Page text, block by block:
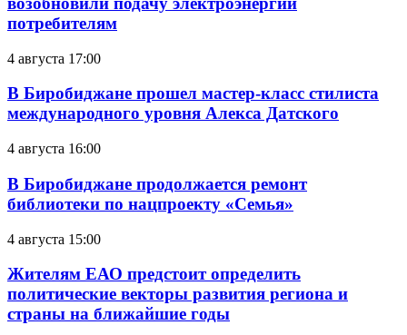
потребителям
4 августа 17:00
В Биробиджане прошел мастер-класс стилиста
международного уровня Алекса Датского
4 августа 16:00
В Биробиджане продолжается ремонт
библиотеки по нацпроекту «Семья»
4 августа 15:00
Жителям ЕАО предстоит определить
политические векторы развития региона и
страны на ближайшие годы